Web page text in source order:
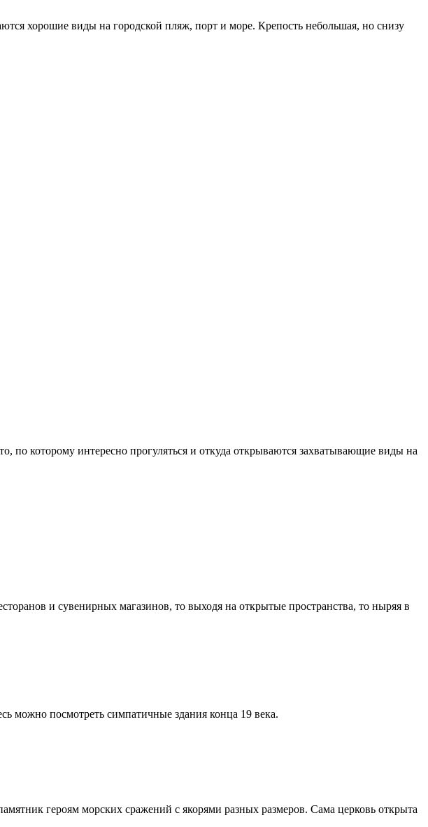
хорошие виды на городской пляж, порт и море. Крепость небольшая, но снизу
по которому интересно прогуляться и откуда открываются захватывающие виды на
и сувенирных магазинов, то выходя на открытые пространства, то ныряя в
можно посмотреть симпатичные здания конца 19 века.
героям морских сражений с якорями разных размеров. Сама церковь открыта